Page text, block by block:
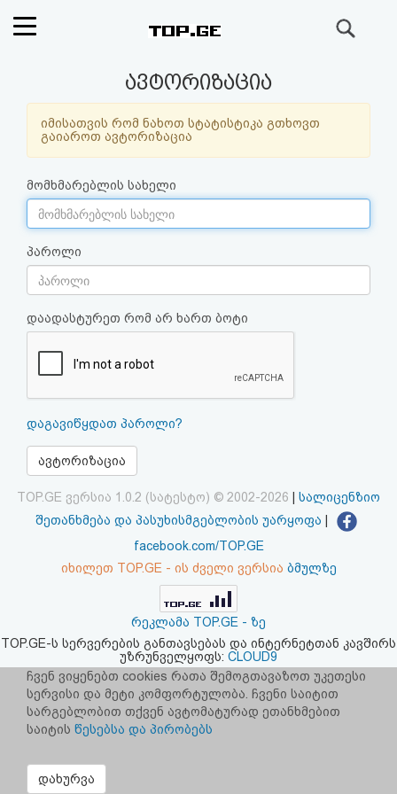
ფოსტა
კითხვა-
პასუხი
ავტორიზაცია
რეგისტრაცია
პაროლის
HTML
კოდი
შეთანხმება
პასუხისმგებლობის
უარყოფა
ავტორიზაცია
იმისათვის რომ ნახოთ სტატისტიკა გთხოვთ
გაიაროთ ავტორიზაცია
მომხმარებლის სახელი
პაროლი
დაადასტურეთ რომ არ ხართ ბოტი
დაგავიწყდათ პაროლი?
ავტორიზაცია
TOP.GE ვერსია 1.0.2 (სატესტო) © 2002-2026
სალიცენზიო
შეთანხმება და პასუხისმგებლობის უარყოფა
facebook.com/TOP.GE
იხილეთ TOP.GE - ის ძველი ვერსია ბმულზე
რეკლამა TOP.GE - ზე
TOP.GE-ს სერვერების განთავსებას და ინტერნეტთან კავშირს
უზრუნველყოფს: CLOUD9
ჩვენ ვიყენებთ cookies რათა შემოგთავაზოთ უკეთესი
სერვისი და მეტი კომფორტულობა. ჩვენი საიტით
სარგებლობით თქვენ ავტომატურად ეთანხმებით
საიტის წესებსა და პირობებს
დახურვა